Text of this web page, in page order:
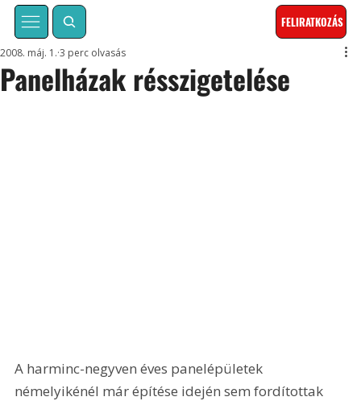
FELIRATKOZÁS
Panelházak résszigetelése
2008. máj. 1. 3 perc olvasás
A harminc-negyven éves panelépületek
némelyikénél már építése idején sem fordítottak